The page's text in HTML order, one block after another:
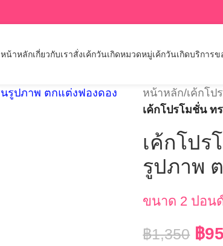
หน้าหลักเกี่ยวกับเราสั่งเค้กวันเกิดหมวดหมู่เค้กวันเกิดบริการข
หน้าหลัก/เค้กโป
เค้กโปรโมชั่น ท
เค้กโปร
รูปภาพ
ขนาด 2 ปอน
฿1,350 ฿